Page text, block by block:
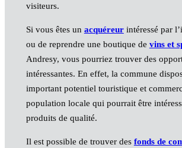
visiteurs.
Si vous êtes un acquéreurintéressé par
ou de reprendre une boutique de vins et
Andresy, vous pourriez trouver des
intéressantes. En effet, la commune
important potentiel touristique et
population locale qui pourrait être
produits de qualité.
Il est possible de trouver des fonds de